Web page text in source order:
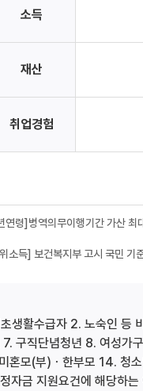
소득
재산
취업경험
연령]병역의무이행기간 가산 최
소득] 보건복지부 고시 국민 기
생활수급자 2. 노숙인 등
7. 구직단념청년 8. 여성가
혼모(부)ㆍ한부모 14. 청
자금 지원요건에 해당하